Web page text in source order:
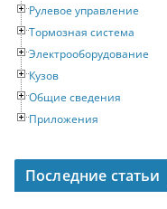
Рулевое управление
Тормозная система
Электрооборудование
Кузов
Общие сведения
Приложения
Последние статьи